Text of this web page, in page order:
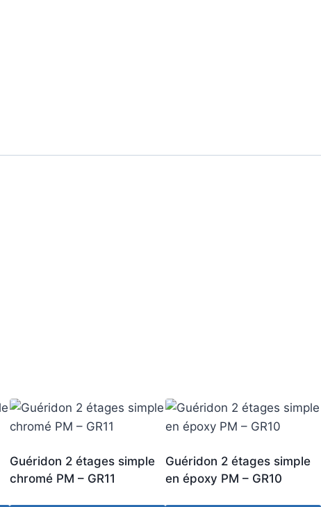
Guéridon 2 étages simple
chromé PM – GR11
Guéridon 2 étages simple
en époxy PM – GR10